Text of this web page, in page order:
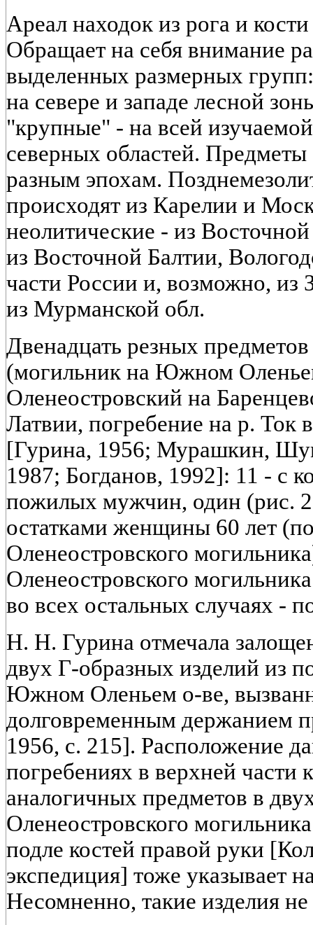
Ареал находок из рога и
Обращает на себя внимание
выделенных размерных
на севере и западе лесной
"крупные" - на всей
северных областей. Предметы
разным эпохам.
происходят из Карелии и
неолитические - из
из Восточной Балтии,
части России и, возможно, из
из Мурманской обл.
Двенадцать резных
(могильник на Южном
Оленеостровский на
Латвии, погребение на р. Ток
[Гурина, 1956; Мурашкин,
1987; Богданов, 1992]: 11 - с
пожилых мужчин, один (рис.
остатками женщины 60 лет
Оленеостровского
Оленеостровского
во всех остальных случаях -
Н. Н. Гурина отмечала
двух Г-образных изделий из
Южном Оленьем о-ве,
долговременным держанием
1956, с. 215]. Расположение
погребениях в верхней части
аналогичных предметов в
Оленеостровского
подле костей правой руки
экспедиция] тоже указывает
Несомненно, такие изделия